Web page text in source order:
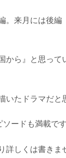
。来月には後編
ら』と思って
いたドラマだと
ードも満載です
詳しくは書きま